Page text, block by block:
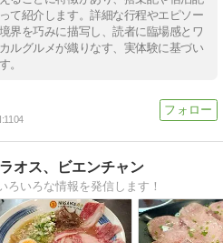
て紹介します。詳細な行程やエピソー
界を巧みに描写し、読者に臨場感とワ
ルグルメが織りなす、実体験に基づい
。
1104
オス、ビエンチャン
ろいろな情報を発信します！